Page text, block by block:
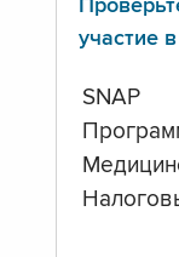
участие
SNAP